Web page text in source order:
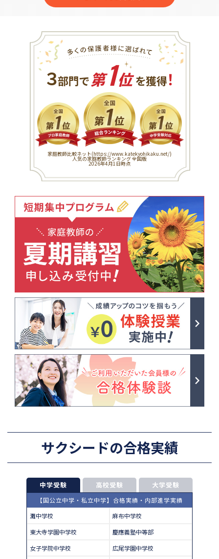
３部門で 第1位を獲得！
家庭教師比較ネット(https://www.katekyohikaku.net/)
人気の家庭教師ランキング 全国版
2026年4月1日時点
サクシードの合格実績
中学受験 高校受験 大学受験
【国公立中学・私立中学】合格実績・内部進学実績
灘中学校
麻布中学校
東大寺学園中学校
慶應義塾中等部
女子学院中学校
広尾学園中学校